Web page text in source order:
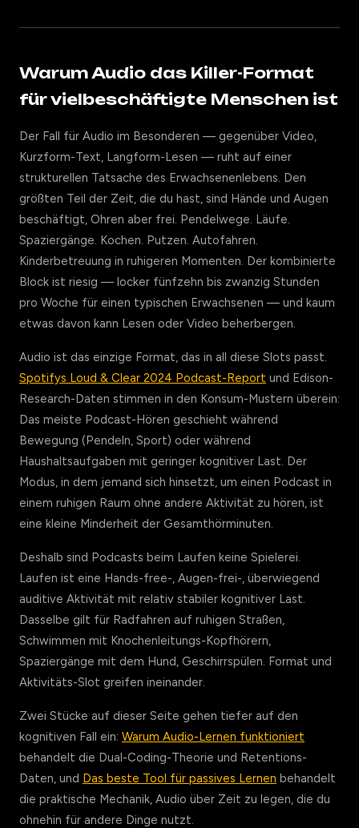
Warum Audio das Killer-Format
für vielbeschäftigte Menschen ist
Der Fall für Audio im Besonderen — gegenüber Video,
Kurzform-Text, Langform-Lesen — ruht auf einer
strukturellen Tatsache des Erwachsenenlebens. Den
größten Teil der Zeit, die du hast, sind Hände und Augen
beschäftigt, Ohren aber frei. Pendelwege. Läufe.
Spaziergänge. Kochen. Putzen. Autofahren.
Kinderbetreuung in ruhigeren Momenten. Der kombinierte
Block ist riesig — locker fünfzehn bis zwanzig Stunden
pro Woche für einen typischen Erwachsenen — und kaum
etwas davon kann Lesen oder Video beherbergen.
Audio ist das einzige Format, das in all diese Slots passt.
Spotifys Loud & Clear 2024 Podcast-Report und Edison-
Research-Daten stimmen in den Konsum-Mustern überein:
Das meiste Podcast-Hören geschieht während
Bewegung (Pendeln, Sport) oder während
Haushaltsaufgaben mit geringer kognitiver Last. Der
Modus, in dem jemand sich hinsetzt, um einen Podcast in
einem ruhigen Raum ohne andere Aktivität zu hören, ist
eine kleine Minderheit der Gesamthörminuten.
Deshalb sind Podcasts beim Laufen keine Spielerei.
Laufen ist eine Hands-free-, Augen-frei-, überwiegend
auditive Aktivität mit relativ stabiler kognitiver Last.
Dasselbe gilt für Radfahren auf ruhigen Straßen,
Schwimmen mit Knochenleitungs-Kopfhörern,
Spaziergänge mit dem Hund, Geschirrspülen. Format und
Aktivitäts-Slot greifen ineinander.
Zwei Stücke auf dieser Seite gehen tiefer auf den
kognitiven Fall ein: Warum Audio-Lernen funktioniert
behandelt die Dual-Coding-Theorie und Retentions-
Daten, und Das beste Tool für passives Lernen behandelt
die praktische Mechanik, Audio über Zeit zu legen, die du
ohnehin für andere Dinge nutzt.